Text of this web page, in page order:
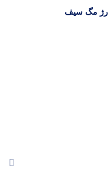
شارژ مگ سیف